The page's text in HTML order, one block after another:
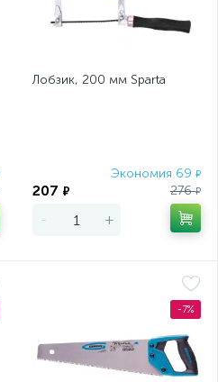
Лобзик, 200 мм Sparta
Экономия 69 ₽
207 ₽ 276₽
- +
-7%